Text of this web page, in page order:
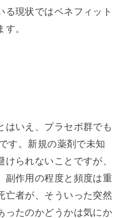
る現状ではベネフィット
。
はいえ、プラセボ群でも
す。新規の薬剤で未知
られないことですが、
副作用の程度と頻度は重
亡者が、そういった突然
ったのかどうかは気にか